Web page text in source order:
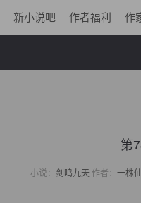
新小说吧 作者福利 作
第
小说： 剑鸣九天 作者： 一株